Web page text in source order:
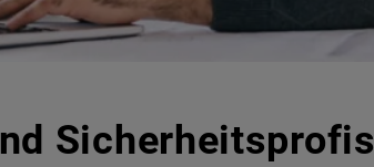
Sicherheitsprofis